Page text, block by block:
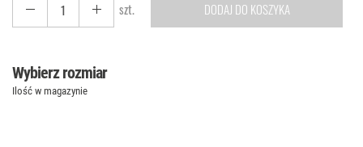
szt. DODAJ DO KOSZYKA
Wybierz rozmiar
Ilość w magazynie